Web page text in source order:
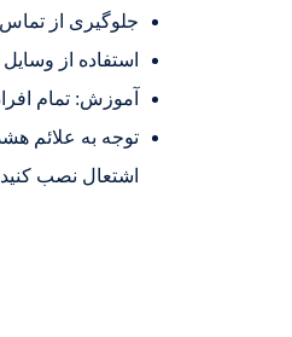
جلوگیری از
استفاده از
آموزش: تمام
توجه به علائم
اشتعال نصب